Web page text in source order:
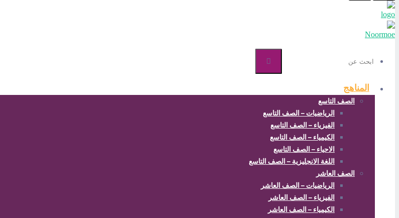
عن
المناهج
الصف التاسع
الرياضيات – الصف التاسع
الفيزياء – الصف التاسع
الكيمياء – الصف التاسع
الاحياء – الصف التاسع
اللغة الانجليزية – الصف التاسع
الصف العاشر
الرياضيات – الصف العاشر
الفيزياء – الصف العاشر
الكيمياء – الصف العاشر